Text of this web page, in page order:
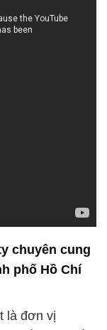
chuyên cung
phố Hồ Chí
là đơn vị